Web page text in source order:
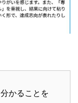
かることを